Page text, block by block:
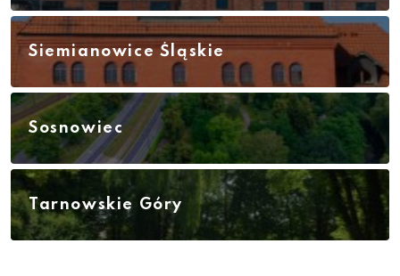
Siemianowice Śląskie
Sosnowiec
Tarnowskie Góry